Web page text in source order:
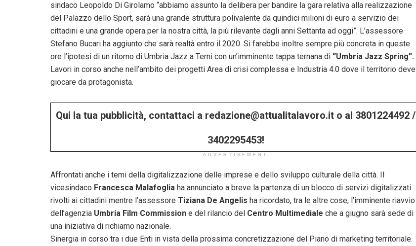
sindaco Leopoldo Di Girolamo “abbiamo assunto la delibera per bandire la gara relativa alla realizzazione
del Palazzo dello Sport, sarà una grande struttura polivalente da quindici milioni di euro a servizio dei
cittadini e una grande opera per la nostra città, la più rilevante dagli anni Settanta ad oggi”. L’assessore
Stefano Bucari ha aggiunto che sarà realtà entro il 2020. Si farebbe inoltre sempre più concreta in queste
ore l’ipotesi di un ritorno di Umbria Jazz a Terni con un’imminente tappa ternana di “Umbria Jazz Spring”.
Lavori in corso anche nell’ambito dei progetti Area di crisi complessa e Industria 4.0 dove il territorio deve
giocare da protagonista.
Qui la tua pubblicità, contattaci a redazione@attualitalavoro.it o al 3801224492 /
3402295453!
ADVERTISEMENT
Affrontati anche i temi della digitalizzazione delle imprese e dello sviluppo culturale della città. Il
vicesindaco Francesca Malafoglia ha annunciato a breve la partenza di un blocco di servizi digitalizzati
rivolti ai cittadini mentre l’assessore Tiziana De Angelis ha ricordato, tra le altre cose, l’imminente riavvio
dell’agenzia Umbria Film Commission e del rilancio del Centro Multimediale che a giugno sarà sede di
una iniziativa di richiamo nazionale.
Sinergia in corso tra i due Enti in vista della prossima concretizzazione del Piano di marketing territoriale.